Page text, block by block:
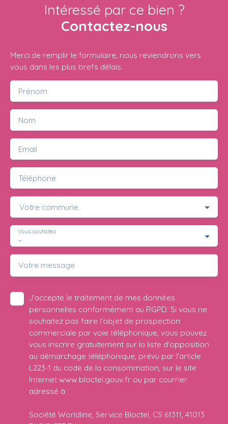
Intéressé par ce bien ?
Contactez-nous
Merci de remplir le formulaire, nous reviendrons vers
vous dans les plus brefs délais.
Prénom
Nom
Email
Téléphone
Votre commune
-
Vous souhaitez
Votre message
J'accepte le traitement de mes données
personnelles conformément au RGPD. Si vous ne
souhaitez pas faire l'objet de prospection
commerciale par voie téléphonique, vous pouvez
vous inscrire gratuitement sur la liste d'opposition
au démarchage téléphonique, prévu par l'article
L223-1 du code de la consommation, sur le site
Internet www.bloctel.gouv.fr ou par courrier
adressé à :
Société Worldline, Service Bloctel, CS 61311, 41013